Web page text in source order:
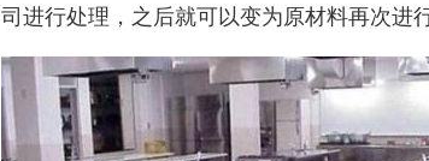
司进行处理，之后就可以变为原材料再次进